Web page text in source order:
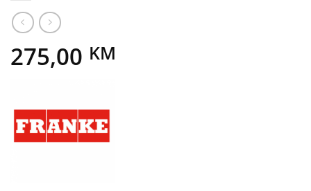
275,00 KM